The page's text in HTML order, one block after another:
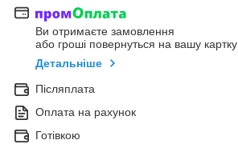
Ви отримаєте замовлення
або гроші повернуться на вашу картку
Детальніше
Післяплата
Оплата на рахунок
Готівкою